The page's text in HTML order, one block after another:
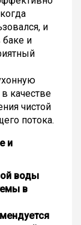
и
баке и
качестве
чистой
потока.
и
воды
в